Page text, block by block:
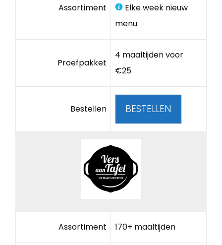
Assortiment
Elke week nieuw
menu
Proefpakket
4 maaltijden voor
€25
Bestellen BESTELLEN
Assortiment 170+ maaltijden